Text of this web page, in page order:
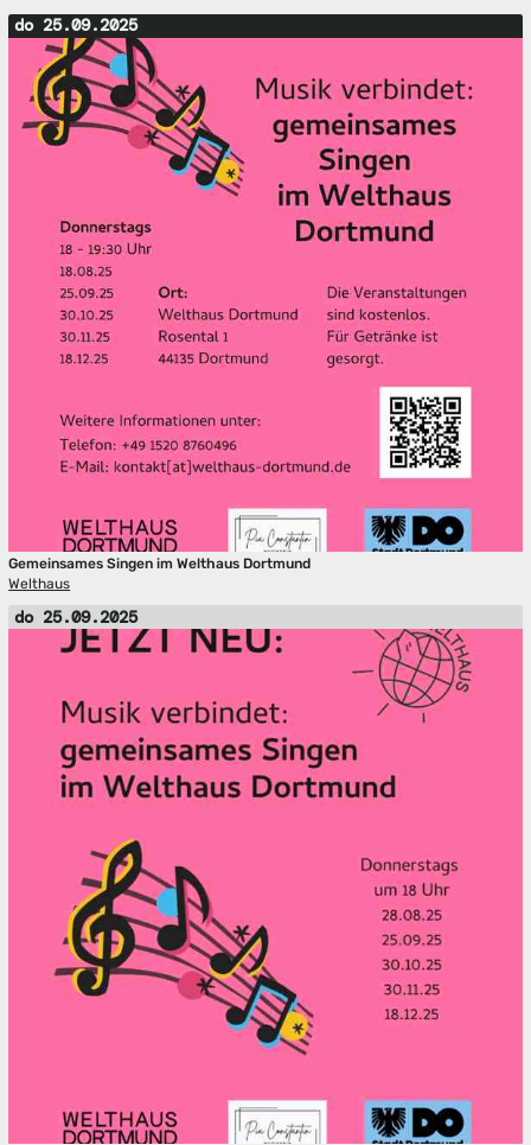
do 25.09.2025
Gemeinsames Singen im Welthaus Dortmund
Welthaus
do 25.09.2025